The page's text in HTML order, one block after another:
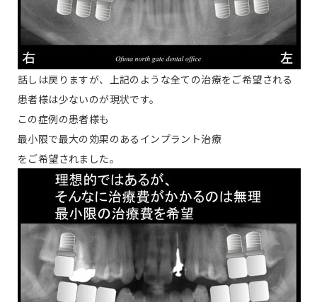
話しは戻りますが、上記のような全ての治療をご希望される
患者様は少ないのが現状です。
この症例の患者様も
最小限で最大の効果のあるインプラント治療
をご希望されました。